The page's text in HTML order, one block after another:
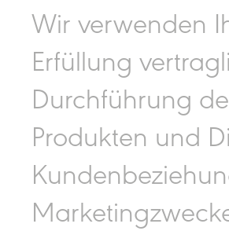
Wir verwenden
Erfüllung
Durchführung
Produkten und